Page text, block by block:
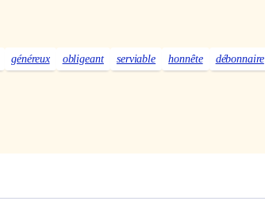
généreux obligeant serviable honnête
débonnaire